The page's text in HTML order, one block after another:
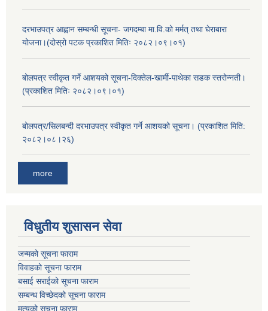
दरभाउपत्र आह्वान सम्बन्धी सूचना- जगदम्बा मा.वि.को मर्मत् तथा घेराबारा
योजना।(दोस्रो पटक प्रकाशित मितिः २०८२।०९।०१)
बोलपत्र स्वीकृत गर्ने आशयको सूचना-दिक्तेल-खार्मी-पाथेका सडक स्तरोन्नती।
(प्रकाशित मितिः २०८२।०९।०१)
बोलपत्र/सिलबन्दी दरभाउपत्र स्वीकृत गर्ने आशयको सूचना। (प्रकाशित मिति:
२०८२।०८।२६)
more
विधुतीय शुसासन सेवा
जन्मको सूचना फाराम
विवाहको सूचना फाराम
बसाई सराईको सूचना फाराम
सम्बन्ध विच्छेदको सूचना फाराम
मृत्युको सूचना फाराम